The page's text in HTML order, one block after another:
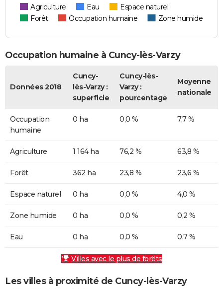
Agriculture Eau
Espace naturel
Forêt
Occupation humaine Zone humide
Occupation humaine à Cuncy-lès-Varzy
Données 2018
Cuncy-
lès-Varzy :
superficie
Cuncy-lès-
Varzy :
pourcentage
Moyenne
nationale
Occupation
humaine
0 ha 0,0 % 7,7 %
Agriculture 1 164 ha 76,2 % 63,8 %
Forêt 362 ha 23,8 % 23,6 %
Espace naturel 0 ha 0,0 % 4,0 %
Zone humide 0 ha 0,0 % 0,2 %
Eau 0 ha 0,0 % 0,7 %
Villes avec le plus de forêts
Les villes à proximité de Cuncy-lès-Varzy